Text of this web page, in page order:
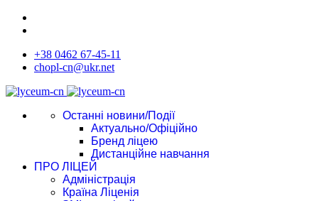
+38 0462 67-45-11
chopl-cn@ukr.net
Останні новини/Події
Актуально/Офіційно
Бренд ліцею
Дистанційне навчання
ПРО ЛІЦЕЙ
Адміністрація
Країна Ліценія